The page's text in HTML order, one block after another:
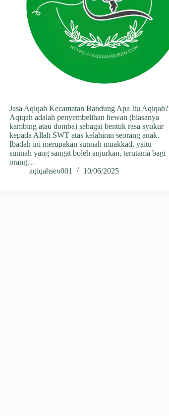
Jasa Aqiqah Kecamatan Bandung Apa Itu Aqiqah?
Aqiqah adalah penyembelihan hewan (biasanya
kambing atau domba) sebagai bentuk rasa syukur
kepada Allah SWT atas kelahiran seorang anak.
Ibadah ini merupakan sunnah muakkad, yaitu
sunnah yang sangat boleh anjurkan, terutama bagi
orang…
aqiqahseo001
10/06/2025